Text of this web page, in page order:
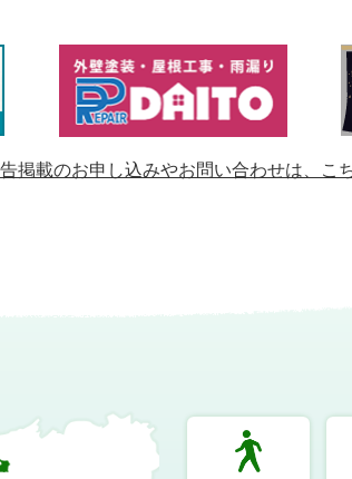
掲載のお申し込みやお問い合わせは、 こ